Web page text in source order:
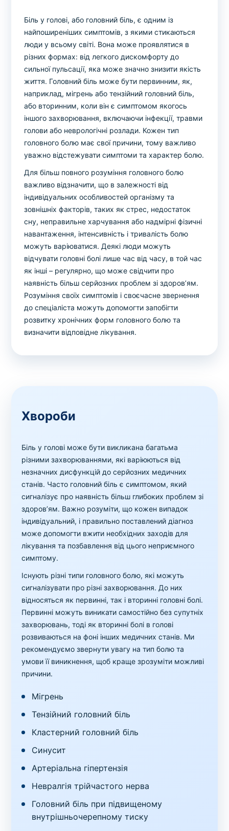
Біль у голові, або головний біль, є одним із
найпоширеніших симптомів, з якими стикаються
люди у всьому світі. Вона може проявлятися в
різних формах: від легкого дискомфорту до
сильної пульсації, яка може значно знизити якість
життя. Головний біль може бути первинним, як,
наприклад, мігрень або тензійний головний біль,
або вторинним, коли він є симптомом якогось
іншого захворювання, включаючи інфекції, травми
голови або неврологічні розлади. Кожен тип
головного болю має свої причини, тому важливо
уважно відстежувати симптоми та характер болю.
Для більш повного розуміння головного болю
важливо відзначити, що в залежності від
індивідуальних особливостей організму та
зовнішніх факторів, таких як стрес, недостаток
сну, неправильне харчування або надмірні фізичні
навантаження, інтенсивність і тривалість болю
можуть варіюватися. Деякі люди можуть
відчувати головні болі лише час від часу, в той час
як інші – регулярно, що може свідчити про
наявність більш серйозних проблем зі здоров’ям.
Розуміння своїх симптомів і своєчасне звернення
до спеціаліста можуть допомогти запобігти
розвитку хронічних форм головного болю та
визначити відповідне лікування.
Хвороби
Біль у голові може бути викликана багатьма
різними захворюваннями, які варіюються від
незначних дисфункцій до серйозних медичних
станів. Часто головний біль є симптомом, який
сигналізує про наявність більш глибоких проблем зі
здоров’ям. Важно розуміти, що кожен випадок
індивідуальний, і правильно поставлений діагноз
може допомогти вжити необхідних заходів для
лікування та позбавлення від цього неприємного
симптому.
Існують різні типи головного болю, які можуть
сигналізувати про різні захворювання. До них
відносяться як первинні, так і вторинні головні болі.
Первинні можуть виникати самостійно без супутніх
захворювань, тоді як вторинні болі в голові
розвиваються на фоні інших медичних станів. Ми
рекомендуємо звернути увагу на тип болю та
умови її виникнення, щоб краще зрозуміти можливі
причини.
Мігрень
Тензійний головний біль
Кластерний головний біль
Синусит
Артеріальна гіпертензія
Невралгія трійчастого нерва
Головний біль при підвищеному
внутрішньочерепному тиску